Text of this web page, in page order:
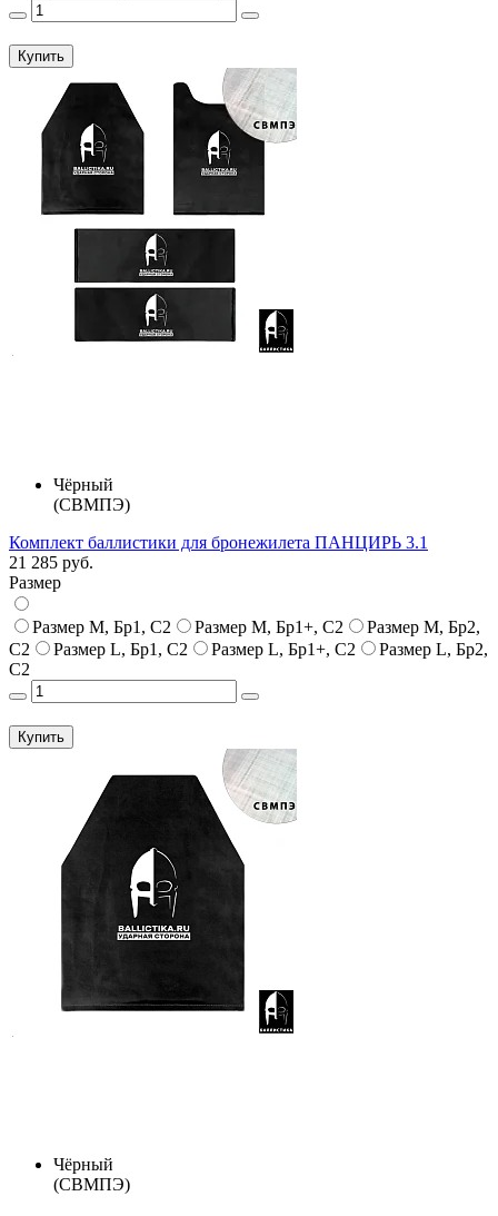
Купить
Чёрный
(СВМПЭ)
Комплект баллистики для бронежилета ПАНЦИРЬ 3.1
21 285 руб.
Размер
Размер M, Бр1, С2 Размер M, Бр1+, С2
Размер M, Бр2,
С2
Размер L, Бр1, С2 Размер L, Бр1+, С2
Размер L, Бр2,
С2
Купить
Чёрный
(СВМПЭ)